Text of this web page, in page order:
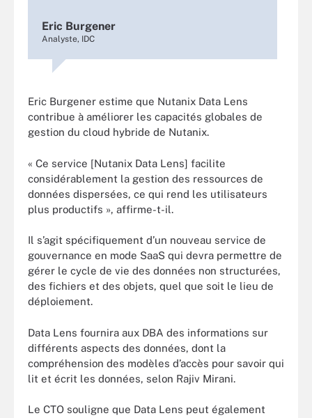
Eric Burgener
Analyste, IDC
Eric Burgener estime que Nutanix Data Lens
contribue à améliorer les capacités globales de
gestion du cloud hybride de Nutanix.
« Ce service [Nutanix Data Lens] facilite
considérablement la gestion des ressources de
données dispersées, ce qui rend les utilisateurs
plus productifs », affirme-t-il.
Il s’agit spécifiquement d’un nouveau service de
gouvernance en mode SaaS qui devra permettre de
gérer le cycle de vie des données non structurées,
des fichiers et des objets, quel que soit le lieu de
déploiement.
Data Lens fournira aux DBA des informations sur
différents aspects des données, dont la
compréhension des modèles d’accès pour savoir qui
lit et écrit les données, selon Rajiv Mirani.
Le CTO souligne que Data Lens peut également